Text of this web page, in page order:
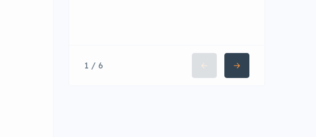
1 / 6